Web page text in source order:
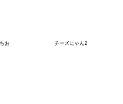
お チーズにゃん2